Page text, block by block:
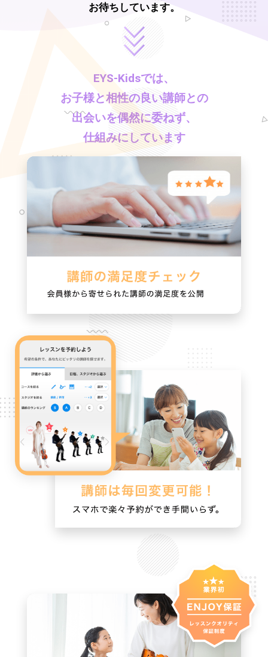
お待ちしています。
EYS-Kidsでは、
お子様と相性の良い講師との
出会いを偶然に委ねず、
仕組みにしています